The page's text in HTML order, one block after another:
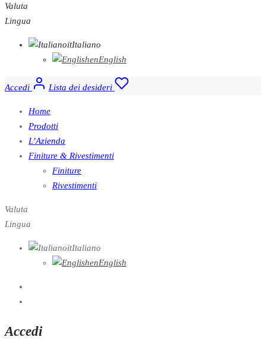
Valuta
Lingua
itItaliano
enEnglish
Accedi Lista dei desideri
Home
Prodotti
L’Azienda
Finiture & Rivestimenti
Finiture
Rivestimenti
Valuta
Lingua
itItaliano
enEnglish
Accedi